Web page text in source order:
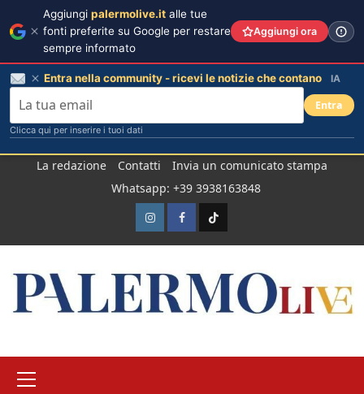
La redazione Contatti
Invia un comunicato stampa
Whatsapp: +39 3938163848
InstagramFacebook
TikTok
principale
Aggiungi palermolive.it alle tue
fonti preferite su Google per restare
sempre informato
Aggiungi ora
Entra nella community - ricevi le notizie che contano IA
Entra
Clicca qui per inserire i tuoi dati